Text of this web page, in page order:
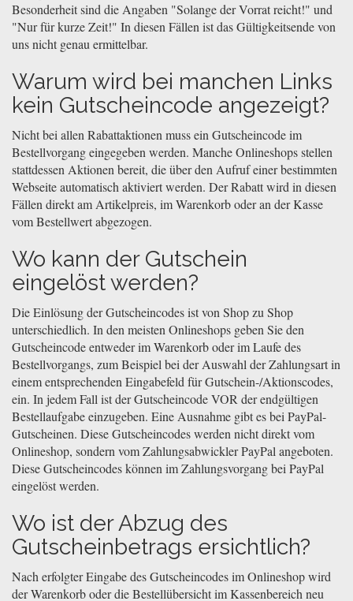
Besonderheit sind die Angaben "Solange der Vorrat reicht!" und
"Nur für kurze Zeit!" In diesen Fällen ist das Gültigkeitsende von
uns nicht genau ermittelbar.
Warum wird bei manchen Links
kein Gutscheincode angezeigt?
Nicht bei allen Rabattaktionen muss ein Gutscheincode im
Bestellvorgang eingegeben werden. Manche Onlineshops stellen
stattdessen Aktionen bereit, die über den Aufruf einer bestimmten
Webseite automatisch aktiviert werden. Der Rabatt wird in diesen
Fällen direkt am Artikelpreis, im Warenkorb oder an der Kasse
vom Bestellwert abgezogen.
Wo kann der Gutschein
eingelöst werden?
Die Einlösung der Gutscheincodes ist von Shop zu Shop
unterschiedlich. In den meisten Onlineshops geben Sie den
Gutscheincode entweder im Warenkorb oder im Laufe des
Bestellvorgangs, zum Beispiel bei der Auswahl der Zahlungsart in
einem entsprechenden Eingabefeld für Gutschein-/Aktionscodes,
ein. In jedem Fall ist der Gutscheincode VOR der endgültigen
Bestellaufgabe einzugeben. Eine Ausnahme gibt es bei PayPal-
Gutscheinen. Diese Gutscheincodes werden nicht direkt vom
Onlineshop, sondern vom Zahlungsabwickler PayPal angeboten.
Diese Gutscheincodes können im Zahlungsvorgang bei PayPal
eingelöst werden.
Wo ist der Abzug des
Gutscheinbetrags ersichtlich?
Nach erfolgter Eingabe des Gutscheincodes im Onlineshop wird
der Warenkorb oder die Bestellübersicht im Kassenbereich neu